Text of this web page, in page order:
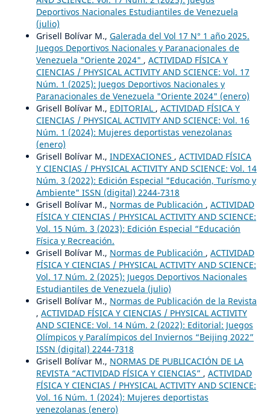
Deportivos Nacionales Estudiantiles de Venezuela
(julio)
Grisell Bolívar M., Galerada del Vol 17 N° 1 año 2025.
Juegos Deportivos Nacionales y Paranacionales de
Venezuela "Oriente 2024" , ACTIVIDAD FÍSICA Y
CIENCIAS / PHYSICAL ACTIVITY AND SCIENCE: Vol. 17
Núm. 1 (2025): Juegos Deportivos Nacionales y
Paranacionales de Venezuela "Oriente 2024" (enero)
Grisell Bolívar M., EDITORIAL , ACTIVIDAD FÍSICA Y
CIENCIAS / PHYSICAL ACTIVITY AND SCIENCE: Vol. 16
Núm. 1 (2024): Mujeres deportistas venezolanas
(enero)
Grisell Bolívar M., INDEXACIONES , ACTIVIDAD FÍSICA
Y CIENCIAS / PHYSICAL ACTIVITY AND SCIENCE: Vol. 14
Núm. 3 (2022): Edición Especial "Educación, Turísmo y
Ambiente" ISSN (digital) 2244-7318
Grisell Bolívar M., Normas de Publicación , ACTIVIDAD
FÍSICA Y CIENCIAS / PHYSICAL ACTIVITY AND SCIENCE:
Vol. 15 Núm. 3 (2023): Edición Especial “Educación
Física y Recreación.
Grisell Bolívar M., Normas de Publicación , ACTIVIDAD
FÍSICA Y CIENCIAS / PHYSICAL ACTIVITY AND SCIENCE:
Vol. 17 Núm. 2 (2025): Juegos Deportivos Nacionales
Estudiantiles de Venezuela (julio)
Grisell Bolívar M., Normas de Publicación de la Revista
, ACTIVIDAD FÍSICA Y CIENCIAS / PHYSICAL ACTIVITY
AND SCIENCE: Vol. 14 Núm. 2 (2022): Editorial: Juegos
Olímpicos y Paralímpicos del Inviernos “Beijing 2022”
ISSN (digital) 2244-7318
Grisell Bolívar M., NORMAS DE PUBLICACIÓN DE LA
REVISTA “ACTIVIDAD FÍSICA Y CIENCIAS” , ACTIVIDAD
FÍSICA Y CIENCIAS / PHYSICAL ACTIVITY AND SCIENCE:
Vol. 16 Núm. 1 (2024): Mujeres deportistas
venezolanas (enero)